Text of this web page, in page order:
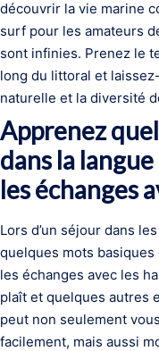
découvrir la vie marine
surf pour les amateurs
sont infinies. Prenez le
long du littoral et
naturelle et la diversité
Apprenez
dans la
les échanges
Lors d’un séjour dans
quelques mots
les échanges avec les
plaît et quelques autres
peut non seulement
facilement, mais aussi